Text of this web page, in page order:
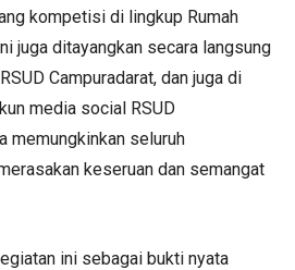
kompetisi di lingkup Rumah
juga ditayangkan secara langsung
Campuradarat, dan juga di
media social RSUD
memungkinkan seluruh
keseruan dan semangat
ini sebagai bukti nyata